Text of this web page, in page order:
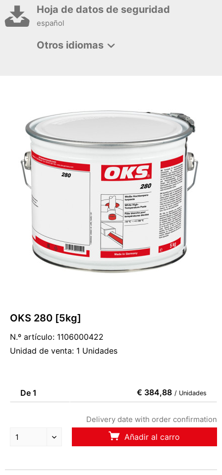
Hoja de datos de seguridad
español
Otros idiomas
OKS 280 [5kg]
N.º artículo: 1106000422
Unidad de venta: 1 Unidades
De 1 € 384,88 / Unidades
Delivery date with order confirmation
Añadir al carro